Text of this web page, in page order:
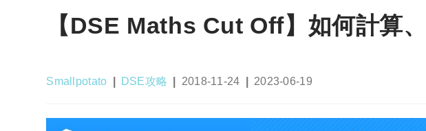
【DSE Maths Cut Off】如何計算
Post
Smallpotato
Post
DSE攻略
Post
2018-11-24
Post
2023-06-19